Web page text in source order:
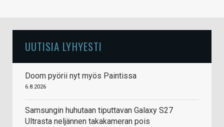
UUTISIA LYHYESTI
Doom pyörii nyt myös Paintissa
6.8.2026
Samsungin huhutaan tiputtavan Galaxy S27
Ultrasta neljännen takakameran pois